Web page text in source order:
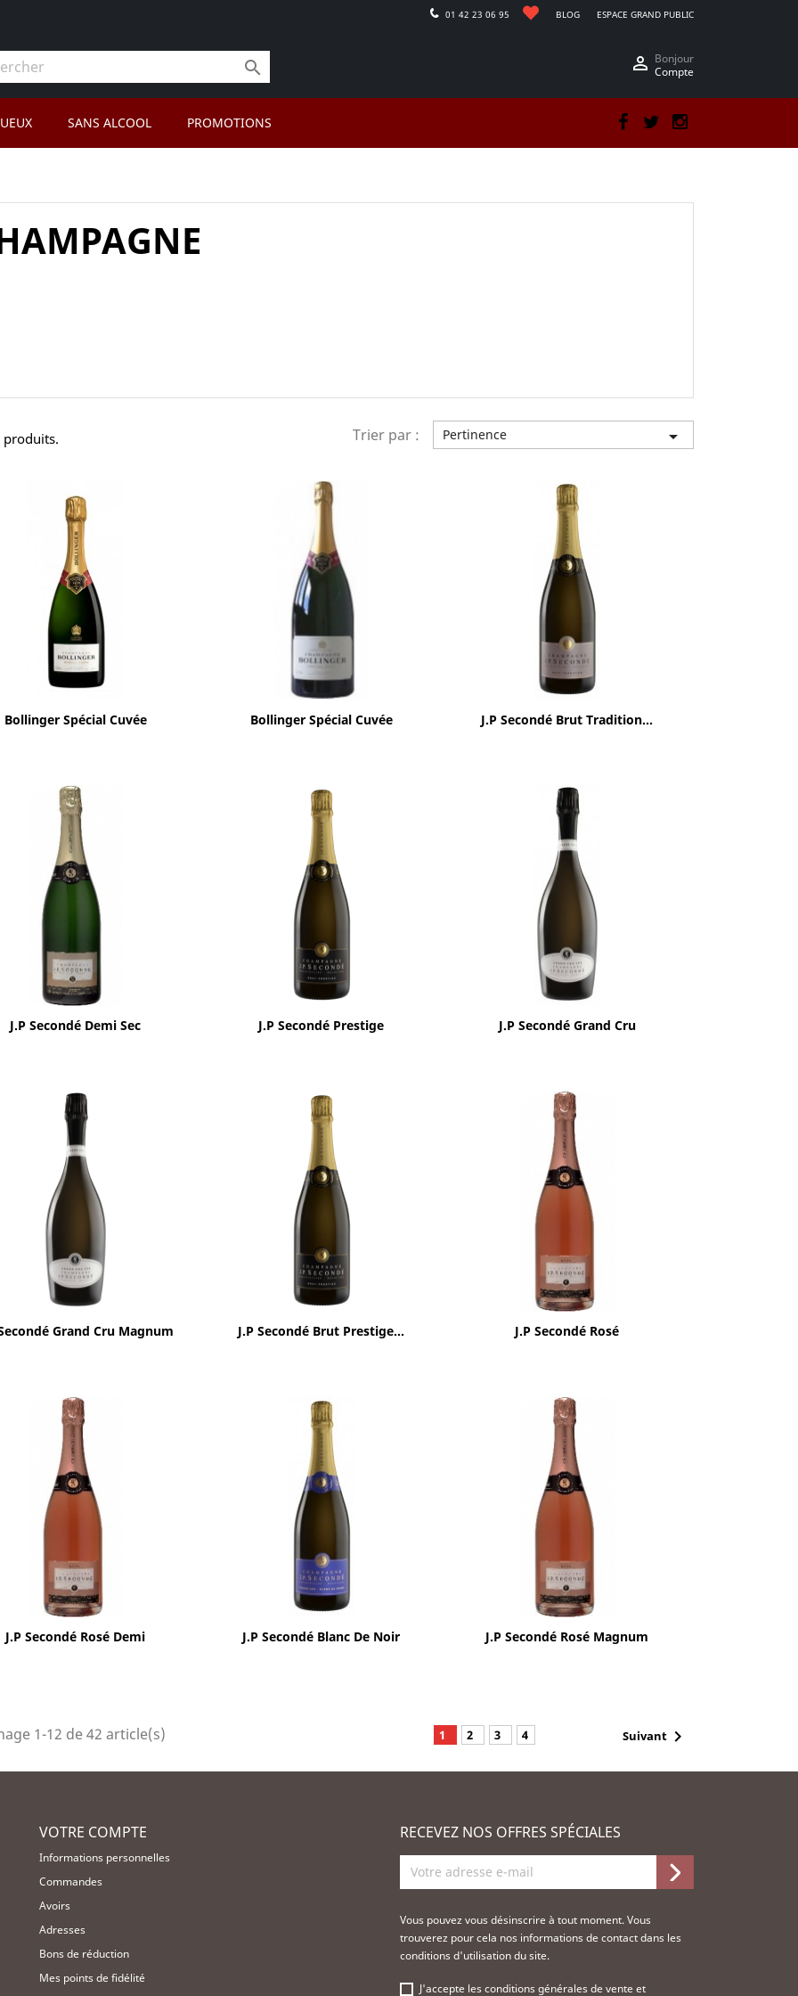
BLOG ESPACE GRAND PUBLIC
01 42 23 06 95
  Bonjour
Compte
SANS ALCOOL PROMOTIONS Facebook
produits. Trier par : Pertinence 
Bollinger Spécial Cuvée
Aperçu rapide Bollinger Spécial Cuvée
Aperçu rapide J.P Secondé Brut Tradition...
Aperçu rapide
J.P Secondé Demi Sec
Aperçu rapide J.P Secondé Prestige
Aperçu rapide J.P Secondé Grand Cru
Aperçu rapide
Grand Cru Magnum
Aperçu rapide J.P Secondé Brut Prestige...
Aperçu rapide J.P Secondé Rosé
Aperçu rapide
J.P Secondé Rosé Demi
Aperçu rapide J.P Secondé Blanc De Noir
Aperçu rapide J.P Secondé Rosé Magnum
Aperçu rapide
1-12 de 42 article(s) 1 2 3 4 Suivant
VOTRE COMPTE
Informations personnelles
Commandes
Avoirs
Adresses
Bons de réduction
Mes points de fidélité
RECEVEZ NOS OFFRES SPÉCIALES
Vous pouvez vous désinscrire à tout moment. Vous
trouverez pour cela nos informations de contact dans les
conditions d'utilisation du site.
J'accepte lesconditions générales de vente et